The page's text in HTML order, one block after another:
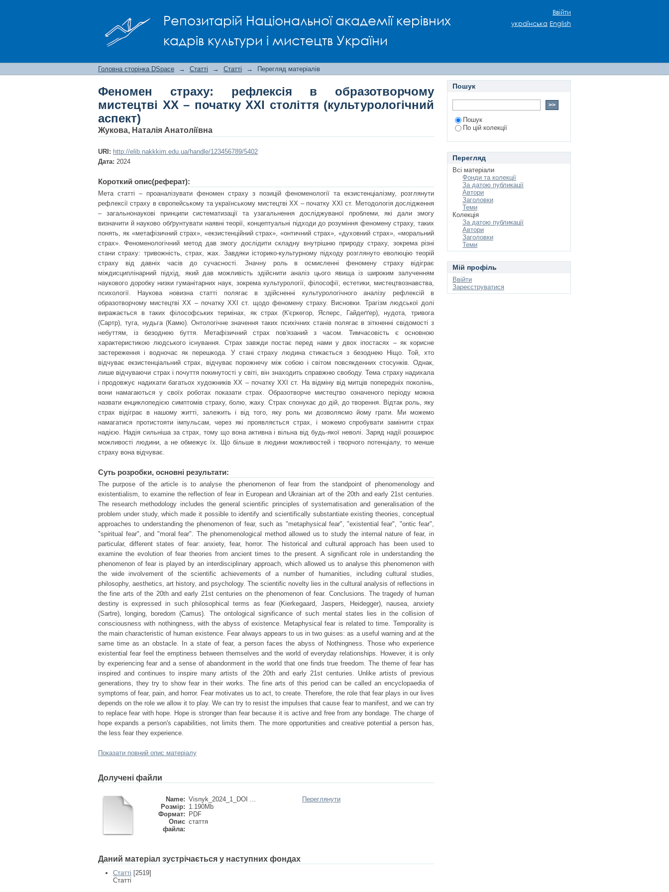
Репозитарій Національної академії керівних
кадрів культури і мистецтв України
Феномен страху: рефлексія в образотворчому мистецтві ХХ – початку ХХІ
століття (культурологічний аспект)
Ввійти
українська English
Головна сторінка DSpace → Статті → Статті → Перегляд матеріалів
Феномен страху: рефлексія в образотворчому
мистецтві ХХ – початку ХХІ століття (культурологічний
аспект)
Жукова, Наталія Анатоліївна
URI: http://elib.nakkkim.edu.ua/handle/123456789/5402
Дата: 2024
Короткий опис(реферат):
Мета статті – проаналізувати феномен страху з позицій феноменології та екзистенціалізму, розглянути
рефлексії страху в європейському та українському мистецтві ХХ – початку ХХІ ст. Методологія дослідження
– загальнонаукові принципи систематизації та узагальнення досліджуваної проблеми, які дали змогу
визначити й науково обґрунтувати наявні теорії, концептуальні підходи до розуміння феномену страху, таких
понять, як «метафізичний страх», «екзистенційний страх», «онтичний страх», «духовний страх», «моральний
страх». Феноменологічний метод дав змогу дослідити складну внутрішню природу страху, зокрема різні
стани страху: тривожність, страх, жах. Завдяки історико-культурному підходу розглянуто еволюцію теорій
страху від давніх часів до сучасності. Значну роль в осмисленні феномену страху відіграє
міждисциплінарний підхід, який дав можливість здійснити аналіз цього явища із широким залученням
наукового доробку низки гуманітарних наук, зокрема культурології, філософії, естетики, мистецтвознавства,
психології. Наукова новизна статті полягає в здійсненні культурологічного аналізу рефлексій в
образотворчому мистецтві ХХ – початку ХХІ ст. щодо феномену страху. Висновки. Трагізм людської долі
виражається в таких філософських термінах, як страх (К'єркегор, Ясперс, Гайдеґґер), нудота, тривога
(Сартр), туга, нудьга (Камю). Онтологічне значення таких психічних станів полягає в зіткненні свідомості з
небуттям, із безоднею буття. Метафізичний страх пов'язаний з часом. Тимчасовість є основною
характеристикою людського існування. Страх завжди постає перед нами у двох іпостасях – як корисне
застереження і водночас як перешкода. У стані страху людина стикається з безоднею Ніщо. Той, хто
відчуває екзистенціальний страх, відчуває порожнечу між собою і світом повсякденних стосунків. Однак,
лише відчуваючи страх і почуття покинутості у світі, він знаходить справжню свободу. Тема страху надихала
і продовжує надихати багатьох художників ХХ – початку ХХІ ст. На відміну від митців попередніх поколінь,
вони намагаються у своїх роботах показати страх. Образотворче мистецтво означеного періоду можна
назвати енциклопедією симптомів страху, болю, жаху. Страх спонукає до дій, до творення. Відтак роль, яку
страх відіграє в нашому житті, залежить і від того, яку роль ми дозволяємо йому грати. Ми можемо
намагатися протистояти імпульсам, через які проявляється страх, і можемо спробувати замінити страх
надією. Надія сильніша за страх, тому що вона активна і вільна від будь-якої неволі. Заряд надії розширює
можливості людини, а не обмежує їх. Що більше в людини можливостей і творчого потенціалу, то менше
страху вона відчуває.
Суть розробки, основні результати:
The purpose of the article is to analyse the phenomenon of fear from the standpoint of phenomenology and
existentialism, to examine the reflection of fear in European and Ukrainian art of the 20th and early 21st centuries.
The research methodology includes the general scientific principles of systematisation and generalisation of the
problem under study, which made it possible to identify and scientifically substantiate existing theories, conceptual
approaches to understanding the phenomenon of fear, such as "metaphysical fear", "existential fear", "ontic fear",
"spiritual fear", and "moral fear". The phenomenological method allowed us to study the internal nature of fear, in
particular, different states of fear: anxiety, fear, horror. The historical and cultural approach has been used to
examine the evolution of fear theories from ancient times to the present. A significant role in understanding the
phenomenon of fear is played by an interdisciplinary approach, which allowed us to analyse this phenomenon with
the wide involvement of the scientific achievements of a number of humanities, including cultural studies,
philosophy, aesthetics, art history, and psychology. The scientific novelty lies in the cultural analysis of reflections in
the fine arts of the 20th and early 21st centuries on the phenomenon of fear. Conclusions. The tragedy of human
destiny is expressed in such philosophical terms as fear (Kierkegaard, Jaspers, Heidegger), nausea, anxiety
(Sartre), longing, boredom (Camus). The ontological significance of such mental states lies in the collision of
consciousness with nothingness, with the abyss of existence. Metaphysical fear is related to time. Temporality is
the main characteristic of human existence. Fear always appears to us in two guises: as a useful warning and at the
same time as an obstacle. In a state of fear, a person faces the abyss of Nothingness. Those who experience
existential fear feel the emptiness between themselves and the world of everyday relationships. However, it is only
by experiencing fear and a sense of abandonment in the world that one finds true freedom. The theme of fear has
inspired and continues to inspire many artists of the 20th and early 21st centuries. Unlike artists of previous
generations, they try to show fear in their works. The fine arts of this period can be called an encyclopaedia of
symptoms of fear, pain, and horror. Fear motivates us to act, to create. Therefore, the role that fear plays in our lives
depends on the role we allow it to play. We can try to resist the impulses that cause fear to manifest, and we can try
to replace fear with hope. Hope is stronger than fear because it is active and free from any bondage. The charge of
hope expands a person's capabilities, not limits them. The more opportunities and creative potential a person has,
the less fear they experience.
Показати повний опис матеріалу
Долучені файли
Name: Visnyk_2024_1_DOI ...
Розмір: 1.190Mb
Формат:
PDF
Опис
файла:
стаття
Переглянути
Даний матеріал зустрічається у наступних фондах
Статті [2519]
Статті
Пошук
Пошук
По цій колекції
Перегляд
Всі матеріали
Фонди та колекції
За датою публикації
Автори
Заголовки
Теми
Колекція
За датою публикації
Автори
Заголовки
Теми
Мій профіль
Ввійти
Зареєструватися